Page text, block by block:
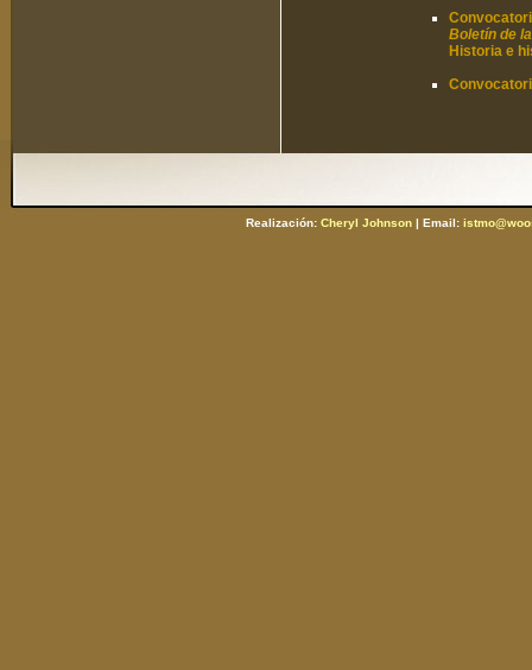
Boletín de
Historia e
Realización: Cheryl Johnson | Email: